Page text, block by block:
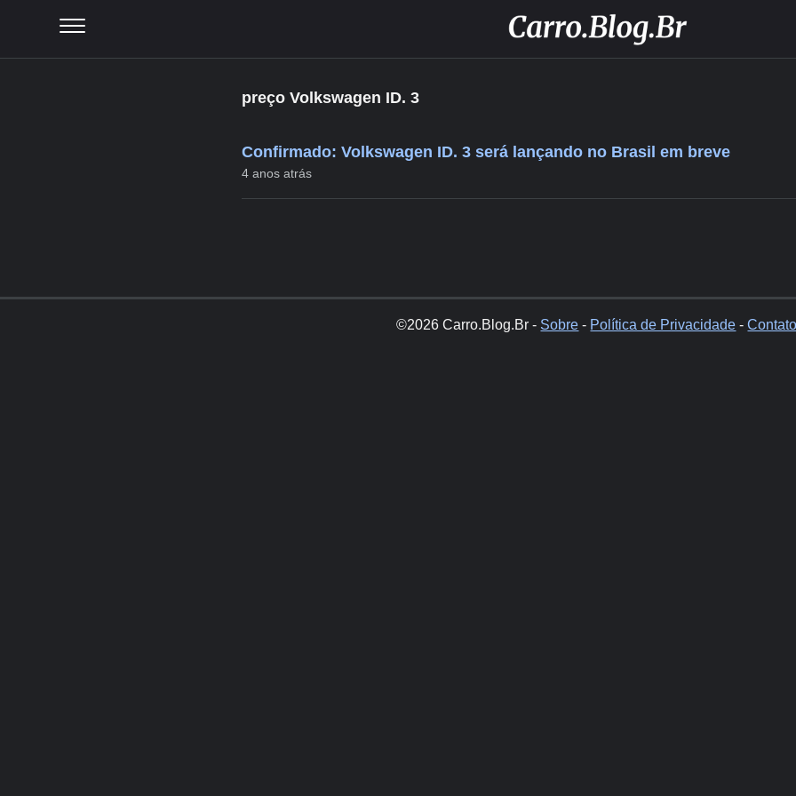
preço Volkswagen ID. 3
Confirmado: Volkswagen ID. 3 será lançando no Brasil em breve
4 anos atrás
©2026 Carro.Blog.Br - Sobre - Política de Privacidade -Contato